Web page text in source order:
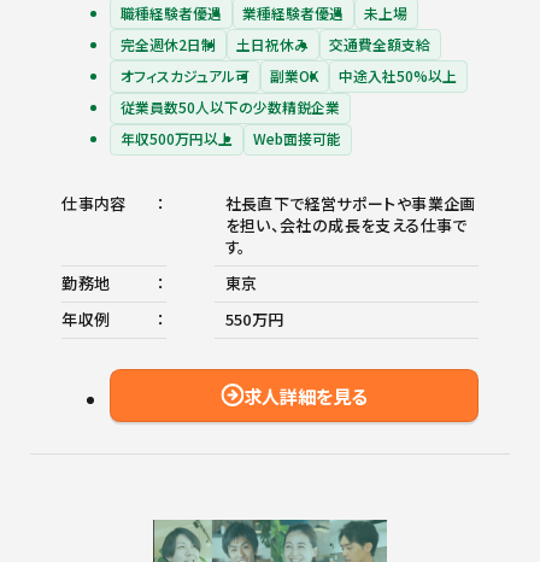
職種経験者優遇
業種経験者優遇
未上場
完全週休2日制
土日祝休み
交通費全額支給
オフィスカジュアル可
副業OK
中途入社50%以上
従業員数50人以下の少数精鋭企業
年収500万円以上
Web面接可能
仕事内容
社長直下で経営サポートや事業企画
を担い、会社の成長を支える仕事で
す。
勤務地
東京
年収例
550万円
求人詳細を見る